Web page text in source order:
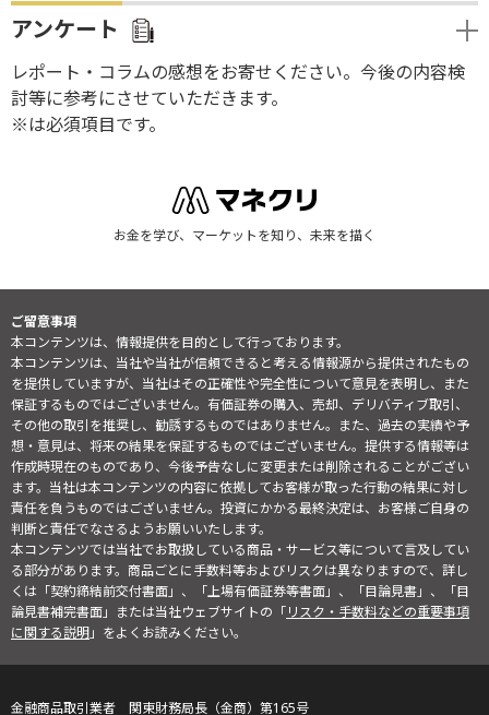
アンケート
レポート・コラムの感想をお寄せください。今後の内容検
討等に参考にさせていただきます。
※は必須項目です。
お金を学び、マーケットを知り、未来を描く
ご留意事項
本コンテンツは、情報提供を目的として行っております。
本コンテンツは、当社や当社が信頼できると考える情報源から提供されたもの
を提供していますが、当社はその正確性や完全性について意見を表明し、また
保証するものではございません。有価証券の購入、売却、デリバティブ取引、
その他の取引を推奨し、勧誘するものではありません。また、過去の実績や予
想・意見は、将来の結果を保証するものではございません。提供する情報等は
作成時現在のものであり、今後予告なしに変更または削除されることがござい
ます。当社は本コンテンツの内容に依拠してお客様が取った行動の結果に対し
責任を負うものではございません。投資にかかる最終決定は、お客様ご自身の
判断と責任でなさるようお願いいたします。
本コンテンツでは当社でお取扱している商品・サービス等について言及してい
る部分があります。商品ごとに手数料等およびリスクは異なりますので、詳し
くは「契約締結前交付書面」、「上場有価証券等書面」、「目論見書」、「目
論見書補完書面」または当社ウェブサイトの「リスク・手数料などの重要事項
に関する説明」をよくお読みください。
金融商品取引業者 関東財務局長（金商）第165号